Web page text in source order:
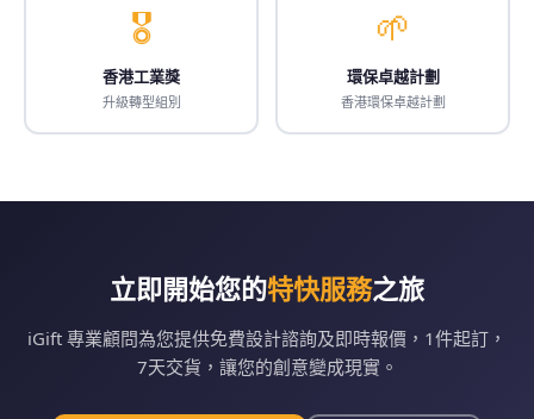
🎖️
香港工業獎
升級轉型組別
🌱
環保卓越計劃
香港環保卓越計劃
立即開始您的特快服務之旅
iGift 專業顧問為您提供免費設計諮詢及即時報價，1件起訂，
7天交貨，讓您的創意變成現實。